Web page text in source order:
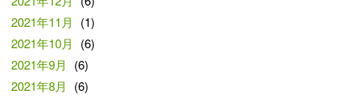
2021年11月
(1)
2021年10月
(6)
2021年9月
(6)
2021年8月
(6)